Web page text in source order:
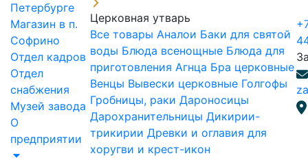
Петербурге
Магазин в п.
Софрино
Отдел кадров
Отдел
снабжения
Музей завода
О
предприятии
Церковная утварь
Все товары Аналои Баки для святой
воды Блюда всенощные Блюда для
приготовления Агнца Бра церковные
Венцы Вывески церковные Голгофы
Гробницы, раки Дароносицы
Дарохранительницы Дикирии-
трикирии Древки и оглавия для
хоругви и крест-икон